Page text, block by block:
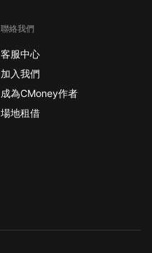
聯絡我們
客服中心
加入我們
成為CMoney作者
場地租借